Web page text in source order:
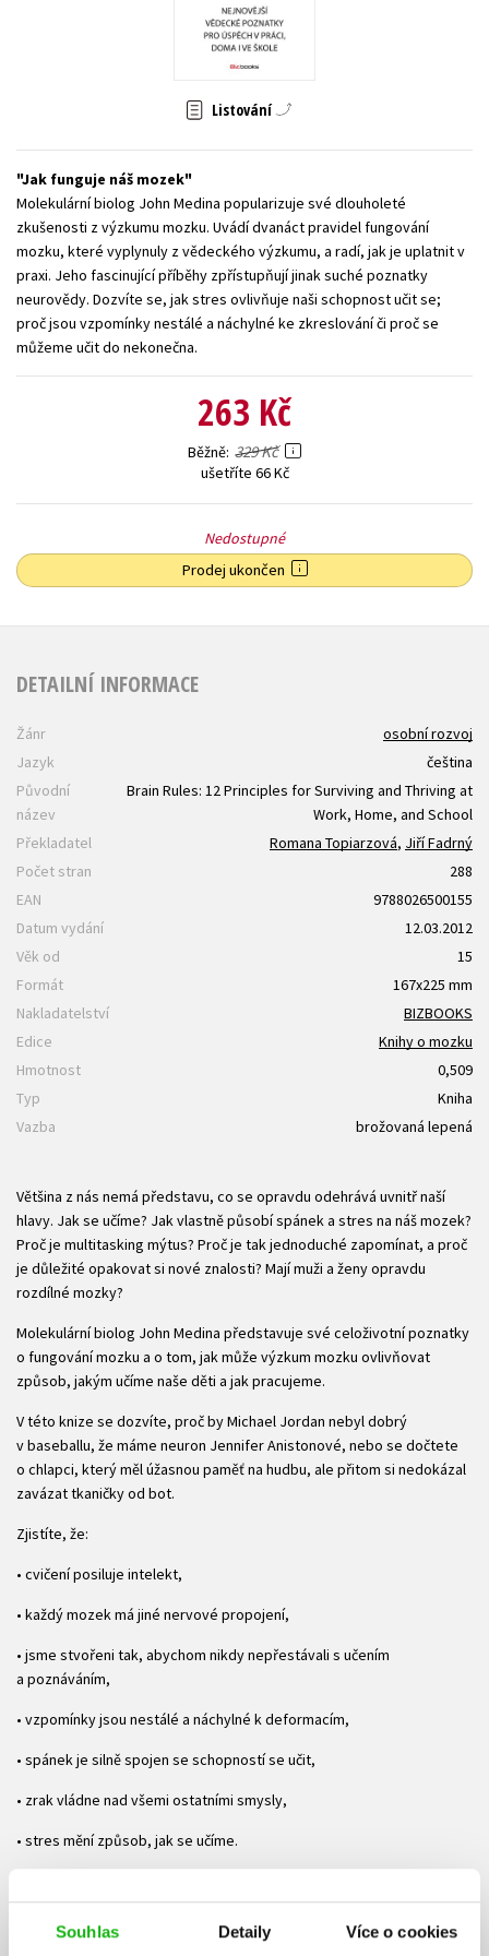
Souhlas Detaily Více o cookies
Zahraniční literatura
Listování
Jak funguje náš mozek
Molekulární biolog John Medina popularizuje své dlouholeté
zkušenosti z výzkumu mozku. Uvádí dvanáct pravidel fungování
mozku, které vyplynuly z vědeckého výzkumu, a radí, jak je uplatnit v
praxi. Jeho fascinující příběhy zpřístupňují jinak suché poznatky
neurovědy. Dozvíte se, jak stres ovlivňuje naši schopnost učit se;
proč jsou vzpomínky nestálé a náchylné ke zkreslování či proč se
můžeme učit do nekonečna.
263 Kč
Běžně 329 Kč
ušetříte 66 Kč
Nedostupné
Prodej ukončen
DETAILNÍ INFORMACE
Žánr
osobní rozvoj
Jazyk
čeština
Původní
název
Brain Rules: 12 Principles for Surviving and Thriving at
Work, Home, and School
Překladatel
Romana Topiarzová, Jiří Fadrný
Počet stran
288
EAN
9788026500155
Datum vydání
12.03.2012
Věk od
15
Formát
167x225 mm
Nakladatelství
BIZBOOKS
Edice
Knihy o mozku
Hmotnost
0,509
Typ
Kniha
Vazba
brožovaná lepená
Většina z nás nemá představu, co se opravdu odehrává uvnitř naší
hlavy. Jak se učíme? Jak vlastně působí spánek a stres na náš mozek?
Proč je multitasking mýtus? Proč je tak jednoduché zapomínat, a proč
je důležité opakovat si nové znalosti? Mají muži a ženy opravdu
rozdílné mozky?
Molekulární biolog John Medina představuje své celoživotní poznatky
o fungování mozku a o tom, jak může výzkum mozku ovlivňovat
způsob, jakým učíme naše děti a jak pracujeme.
V této knize se dozvíte, proč by Michael Jordan nebyl dobrý
v baseballu, že máme neuron Jennifer Anistonové, nebo se dočtete
o chlapci, který měl úžasnou paměť na hudbu, ale přitom si nedokázal
zavázat tkaničky od bot.
Zjistíte, že:
• cvičení posiluje intelekt,
• každý mozek má jiné nervové propojení,
• jsme stvořeni tak, abychom nikdy nepřestávali s učením
a poznáváním,
• vzpomínky jsou nestálé a náchylné k deformacím,
• spánek je silně spojen se schopností se učit,
• zrak vládne nad všemi ostatními smysly,
• stres mění způsob, jak se učíme.
můžete pro sebe získat co nejvíce.